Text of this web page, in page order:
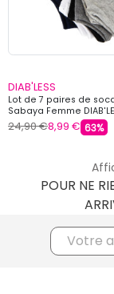
DIAB'LESS
Lot de 7 paires de
Sabaya Femme
24,90 €8,99 € 63%
POUR NE